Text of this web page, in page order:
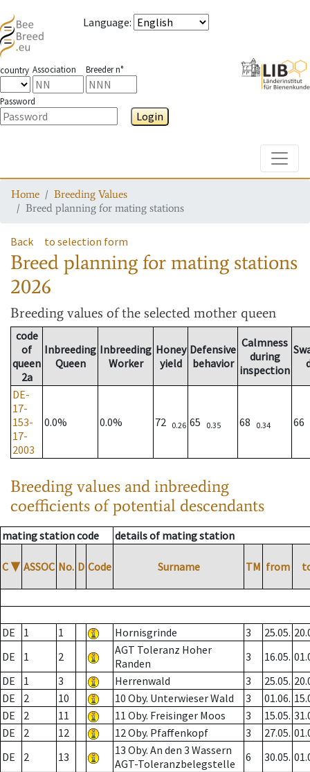
Language:
country Association Breeder n°
Password
Login
Home
Breeding Values
Breed planning for mating stations
Back to selection form
Breed planning for mating stations
2026
Breeding values of the selected mother queen
code
of
queen
2a
Inbreeding
Queen
Inbreeding
Worker
Honey
yield
Defensive
behavior
Calmness
during
inspection
DE-
17-
153-
17-
2003
0.0% 0.0% 72 0.26 65 0.35 68 0.34 66
Breeding values and inbreeding
coefficients of potential descendants
mating station code details of mating station
C ▼ ASSOC No. D Code Surname TM from
DE 1 1 Hornisgrinde 3 25.05.
DE
1 2
AGT Toleranz Hoher
Randen
3 16.05.
DE
1 3 Herrenwald 3 25.05.
DE
2 10 10 Oby. Unterwieser Wald 3 01.06.
DE
2 11 11 Oby. Freisinger Moos 3 15.05.
DE
2 12 12 Oby. Pfaffenkopf 3 27.05.
DE
2 13
13 Oby. An den 3 Wassern
AGT-Toleranzbelegstelle
6 30.05.